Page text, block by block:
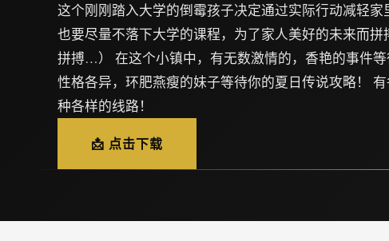
这个刚刚踏入大学的倒霉孩子决定通过实际行动减轻家
也要尽量不落下大学的课程，为了家人美好的未来而
拼搏…） 在这个小镇中，有无数激情的，香艳的事件等
性格各异，环肥燕瘦的妹子等待你的夏日传说攻略！
种各样的线路！
📩 点击下载